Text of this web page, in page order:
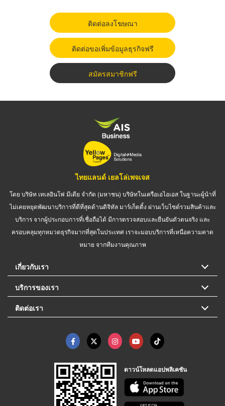
ติดต่อลงโฆษณา
ติดต่อขอเพิ่มข้อมูลธุรกิจฟรี
สมัครสมาชิกฟรี
ไทยแลนด์ เยลโล่เพจเจส
โดย บริษัท เทเลอินโฟ มีเดีย จำกัด (มหาชน) บริษัทในเครือเอไอเอส ในฐานะผู้นำที่
ไม่เคยหยุดพัฒนาบริการที่ดีที่สุดด้านดิจิทัล มาร์เก็ตติ้ง ผ่านเว็บไซต์รวมสินค้าและ
บริการ จากผู้ประกอบการที่เชื่อถือได้ มีการตรวจสอบและยืนยันตัวตนจริง และ
ครอบคลุมทุกหมวดธุรกิจมากที่สุดในประเทศ เราจะมอบบริการที่เหนือความคาด
หมาย จากทีมงานคุณภาพ
เกี่ยวกับเรา
บริการของเรา
ติดต่อเรา
ดาวน์โหลดแอปพลิเคชัน